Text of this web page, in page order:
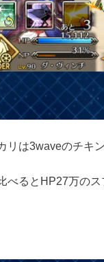
は3waveのチキ
べるとHP27万の